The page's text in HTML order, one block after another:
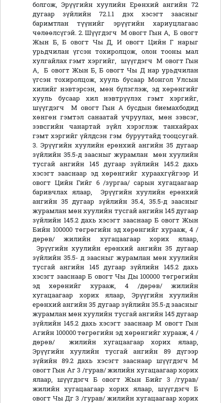
болгож, Эрүүгийн хуулийн Ерөнхий ангийн 72
дугаар зүйлийн 72.1.1 дэх хэсэгт заасныг
баримтлан түүнийг эрүүгийн хариуцлагаас
чөлөөлсүгэй. 2. Шүүгдэгч М овогт Гын А, Б овогт
Жын Б, Б овогт Чы Д, И овогт Цийн Г нарыг
урьдчилан үгсэн тохиролцож, олон тооны мал
хулгайлах гэмт хэргийг, шүүгдэгч М овогт Гын
А, Б овогт Жын Б, Б овогт Чы Д нар урьдчилан
үгсэн тохиролцож, хууль бусаар Монгол Улсын
хилийг нэвтэрсэн, мөн бүлэглэж, эд хөрөнгийг
хууль бусаар хил нэвтрүүлэх гэмт хэргийг,
шүүгдэгч М овогт Гын А бусдын биемахбодид
хөнгөн гэмтэл санаатай учруулах, мөн зэвсэг,
зэвсгийн чанартай зүйл хэрэглэж танхайрах
гэмт хэргийг үйлдсэн гэм буруутайд тооцсугай.
3. Эрүүгийн хуулийн ерөнхий ангийн 35 дугаар
зүйлийн 35.5-д заасныг журамлан мөн хуулийн
тусгай ангийн 145 дугаар зүйлийн 145.2 дахь
хэсэгт зааснаар эд хөрөнгийг хураахгүйгээр И
овогт Цийн Гийг 6 /зургаа/ сарын хугацаагаар
баривчлах ялаар, Эрүүгийн хуулийн ерөнхий
ангийн 35 дугаар зүйлийн 35.4, 35.5-д заасныг
журамлан мөн хуулийн тусгай ангийн 145 дугаар
зүйлийн 145.2 дахь хэсэгт зааснаар Б овогт Жын
Бийн 100000 төгрөгийн эд хөрөнгийг хурааж, 4 /
дөрөв/ жилийн хугацаагаар хорих ялаар,
Эрүүгийн хуулийн ерөнхий ангийн 35 дугаар
зүйлийн 35.5- д заасныг журамлан мөн хуулийн
тусгай ангийн 145 дугаар зүйлийн 145.2 дахь
хэсэгт зааснаар Б овогт Чы Ды 100000 төгрөгийн
эд хөрөнийг хурааж, 4 /дөрөв/ жилийн
хугацаагаар хорих ялаар, Эрүүгийн хуулийн
ерөнхий ангийн 35 дугаар зүйлийн 35.5-д заасныг
журамлан мөн хуулийн тусгай ангийн 145 дугаар
зүйлийн 145.2 дахь хэсэгт зааснаар М овогт Гын
Агийн 100000 төгрөгийн эд хөрөнгийг хурааж, 4 /
дөрөв/ жилийн хугацаагаар хорих ялаар,
Эрүүгийн хуулийн тусгай ангийн 89 дүгээр
зүйийн 89.2 дахь хэсэгт зааснаар шүүгдэгч М
овогт Гын Аг 3 /гурав/ жилийн хугацаагаар хорих
ялаар, шүүгдэгч Б овогт Жын Бийг 3 /гурав/
жилийн хугацаагаар хорих ялаар, шүүгдэгч Б
овогт Чы Дг 3 /гурав/ жилийн хугацаагаар хорих